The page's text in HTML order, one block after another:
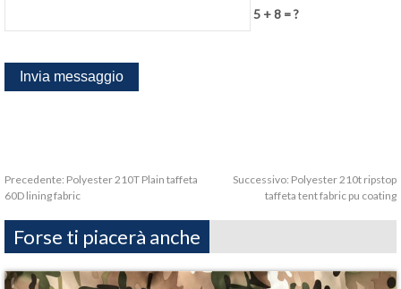
5 + 8 = ?
Precedente: Polyester 210T Plain taffeta
60D lining fabric
Successivo: Polyester 210t ripstop
taffeta tent fabric pu coating
Forse ti piacerà anche